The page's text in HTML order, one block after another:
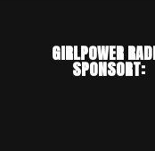
GIRLPOWER
SPONSORT: